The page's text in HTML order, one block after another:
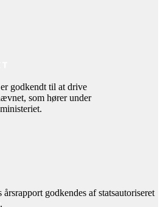
godkendt til at drive
som hører under
godkendes af statsautoriseret